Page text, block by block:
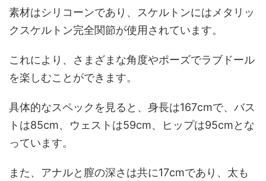
素材はシリコーンであり、スケルトンにはメタリッ
クスケルトン完全関節が使用されています。
これにより、さまざまな角度やポーズでラブドール
を楽しむことができます。
具体的なスペックを見ると、身長は167cmで、バス
トは85cm、ウェストは59cm、ヒップは95cmとな
っています。
また、アナルと膣の深さは共に17cmであり、太も